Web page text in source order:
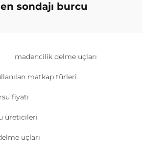
sondajı burcu
madencilik delme uçları
matkap türleri
fiyatı
üreticileri
uçları